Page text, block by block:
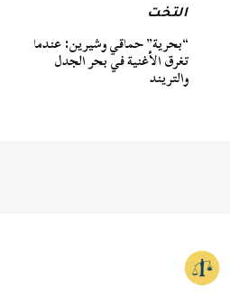
التخت
“بحرية” حماقي وشيرين: عندما
تغرق الأغنية في بحر الجدل
والتريند